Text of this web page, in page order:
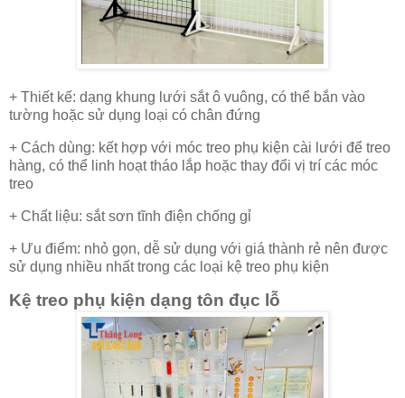
+ Thiết kế: dạng khung lưới sắt ô vuông, có thể bắn vào
tường hoặc sử dụng loại có chân đứng
+ Cách dùng: kết hợp với móc treo phụ kiện cài lưới để treo
hàng, có thể linh hoạt tháo lắp hoặc thay đổi vị trí các móc
treo
+ Chất liệu: sắt sơn tĩnh điện chống gỉ
+ Ưu điểm: nhỏ gọn, dễ sử dụng với giá thành rẻ nên được
sử dụng nhiều nhất trong các loại kệ treo phụ kiện
Kệ treo phụ kiện dạng tôn đục lỗ